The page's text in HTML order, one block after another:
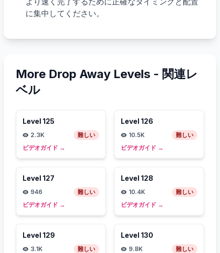
に集中してください。
More Drop Away Levels - 関連レ
ベル
Level 125
2.3K
難しい
ビデオガイド →
Level 126
10.5K
難しい
ビデオガイド →
Level 127
946
難しい
ビデオガイド →
Level 128
10.4K
難しい
ビデオガイド →
Level 129
3.1K
難しい
Level 130
9.8K
難しい